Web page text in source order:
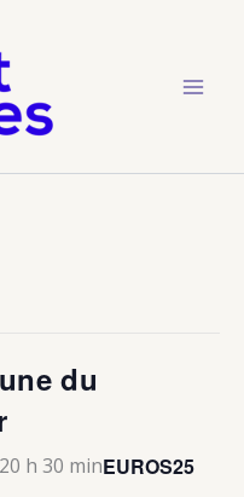
du
20 h 30 minEUROS25